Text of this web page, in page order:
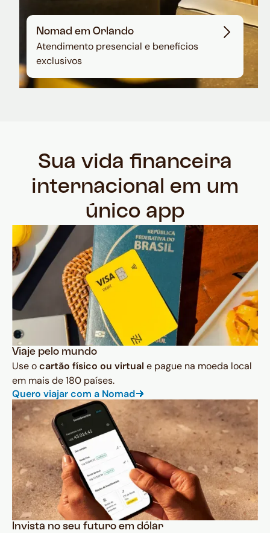
Nomad em Orlando
Atendimento presencial e benefícios
exclusivos
Sua vida financeira
internacional em um
único app
Viaje pelo mundo
Use ocartão físico ou virtual e pague na moeda local
em mais de 180 países.
Quero viajar com a Nomad
Invista no seu futuro em dólar